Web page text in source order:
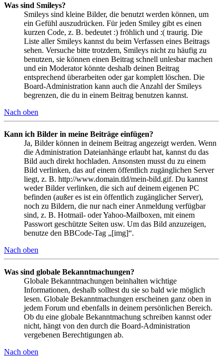
Was sind Smileys?
Smileys sind kleine Bilder, die benutzt werden können, um
ein Gefühl auszudrücken. Für jeden Smiley gibt es einen
kurzen Code, z. B. bedeutet :) fröhlich und :( traurig. Die
Liste aller Smileys kannst du beim Verfassen eines Beitrags
sehen. Versuche bitte trotzdem, Smileys nicht zu häufig zu
benutzen, sie können einen Beitrag schnell unlesbar machen
und ein Moderator könnte deshalb deinen Beitrag
entsprechend überarbeiten oder gar komplett löschen. Die
Board-Administration kann auch die Anzahl der Smileys
begrenzen, die du in einem Beitrag benutzen kannst.
Nach oben
Kann ich Bilder in meine Beiträge einfügen?
Ja, Bilder können in deinem Beitrag angezeigt werden. Wenn
die Administration Dateianhänge erlaubt hat, kannst du das
Bild auch direkt hochladen. Ansonsten musst du zu einem
Bild verlinken, das auf einem öffentlich zugänglichen Server
liegt, z. B. http://www.domain.tld/mein-bild.gif. Du kannst
weder Bilder verlinken, die sich auf deinem eigenen PC
befinden (außer es ist ein öffentlich zugänglicher Server),
noch zu Bildern, die nur nach einer Anmeldung verfügbar
sind, z. B. Hotmail- oder Yahoo-Mailboxen, mit einem
Passwort geschützte Seiten usw. Um das Bild anzuzeigen,
benutze den BBCode-Tag „[img]“.
Nach oben
Was sind globale Bekanntmachungen?
Globale Bekanntmachungen beinhalten wichtige
Informationen, deshalb solltest du sie so bald wie möglich
lesen. Globale Bekanntmachungen erscheinen ganz oben in
jedem Forum und ebenfalls in deinem persönlichen Bereich.
Ob du eine globale Bekanntmachung schreiben kannst oder
nicht, hängt von den durch die Board-Administration
vergebenen Berechtigungen ab.
Nach oben